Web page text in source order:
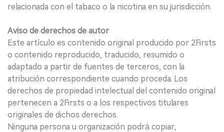
relacionada con el tabaco o la nicotina en su jurisdicción.
Aviso de derechos de autor
Este artículo es contenido original producido por 2Firsts
o contenido reproducido, traducido, resumido o
adaptado a partir de fuentes de terceros, con la
atribución correspondiente cuando proceda. Los
derechos de propiedad intelectual del contenido original
pertenecen a 2Firsts o a los respectivos titulares
originales de dichos derechos.
Ninguna persona u organización podrá copiar,